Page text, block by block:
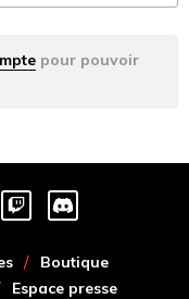
pour pouvoir
Boutique
Espace presse